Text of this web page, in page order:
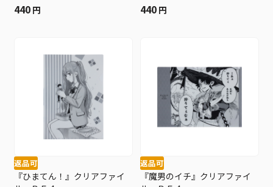
440 円 440 円
返品可
『ひまてん！』クリアファイ
返品可
『魔男のイチ』クリアファイ